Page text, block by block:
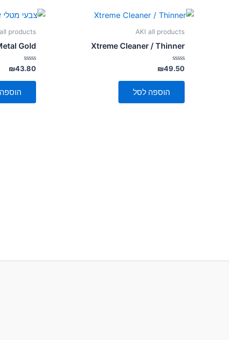
AKI all products
Xtreme Cleaner / Thinner
דורג
0
מתוך
₪49.50
הוספה לסל
products
Gold
דורג
0
מתוך
₪43.80